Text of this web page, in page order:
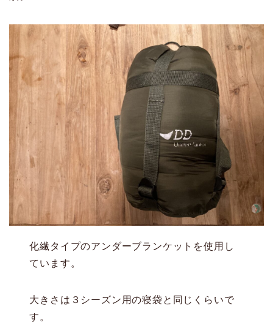
化繊タイプのアンダーブランケットを使用し
ています。
大きさは３シーズン用の寝袋と同じくらいで
す。